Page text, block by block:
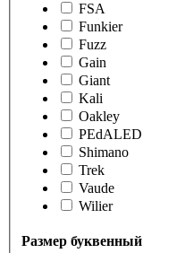
FSA
Funkier
Fuzz
Gain
Giant
Kali
Oakley
PEdALED
Shimano
Trek
Vaude
Wilier
Размер буквенный